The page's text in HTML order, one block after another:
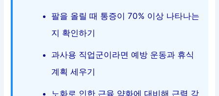
팔을 올릴 때 통증이 70% 이상 나타나는
지 확인하기
과사용 직업군이라면 예방 운동과 휴식
계획 세우기
노화로 인한 근육 약화에 대비해 근력 강